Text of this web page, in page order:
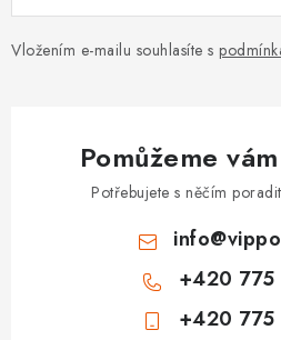
Vložením e-mailu souhlasíte s
Pomůžeme
Potřebujete s něčím
info@
+420 775
+420 775